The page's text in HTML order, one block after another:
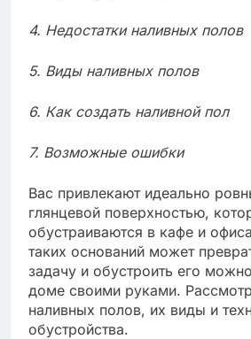
4. Недостатки наливных полов
5. Виды наливных полов
6. Как создать наливной пол
7. Возможные ошибки
Вас привлекают идеально
глянцевой поверхностью,
обустраиваются в кафе и
таких оснований может
задачу и обустроить его
доме своими руками.
наливных полов, их виды и
обустройства.